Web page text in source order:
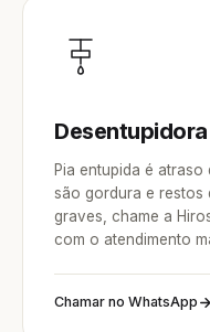
Pia entupida é
são gordura e restos
graves, chame a
com o atendimento
Chamar no WhatsApp